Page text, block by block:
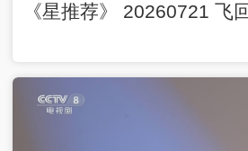
《星推荐》 20260721 飞